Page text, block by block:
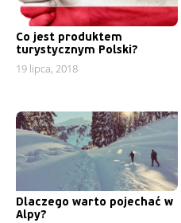
Co jest produktem
turystycznym Polski?
19 lipca, 2018
Dlaczego warto pojechać w
Alpy?